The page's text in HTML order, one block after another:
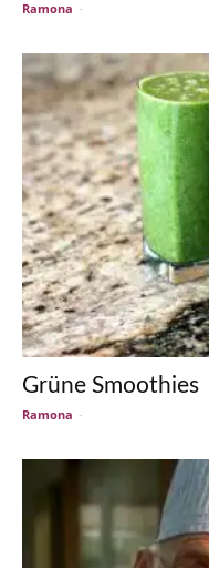
Ramona -
Grüne Smoothies
Ramona -